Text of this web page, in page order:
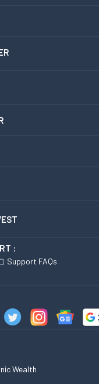
:
Support FAQs
Wealth